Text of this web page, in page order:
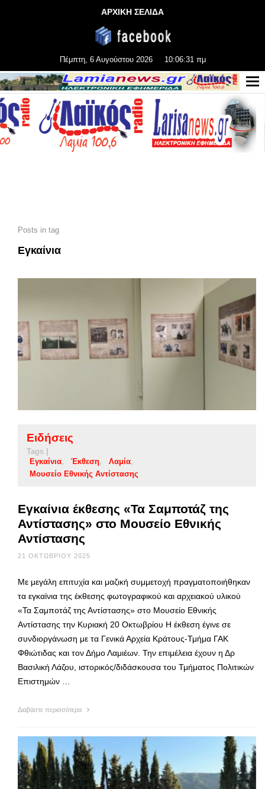
ΑΡΧΙΚΗ ΣΕΛΙΔΑ
Πέμπτη, 6 Αυγούστου 2026 10:06:33 πμ
Posts in tag
Εγκαίνια
Ειδήσεις
Tags |
Εγκαίνια
Έκθεση
Λαμία
Μουσείο Εθνικής Αντίστασης
Εγκαίνια έκθεσης «Τα Σαμποτάζ της
Αντίστασης» στο Μουσείο Εθνικής
Αντίστασης
21 ΟΚΤΩΒΡΊΟΥ 2025
Με μεγάλη επιτυχία και μαζική συμμετοχή πραγματοποιήθηκαν
τα εγκαίνια της έκθεσης φωτογραφικού και αρχειακού υλικού
«Τα Σαμποτάζ της Αντίστασης» στο Μουσείο Εθνικής
Αντίστασης την Κυριακή 20 Οκτωβρίου Η έκθεση έγινε σε
συνδιοργάνωση με τα Γενικά Αρχεία Κράτους-Τμήμα ΓΑΚ
Φθιώτιδας και τον Δήμο Λαμιέων. Την επιμέλεια έχουν η Δρ
Βασιλική Λάζου, ιστορικός/διδάσκουσα του Τμήματος Πολιτικών
Επιστημών …
Διαβάστε περισσότερα